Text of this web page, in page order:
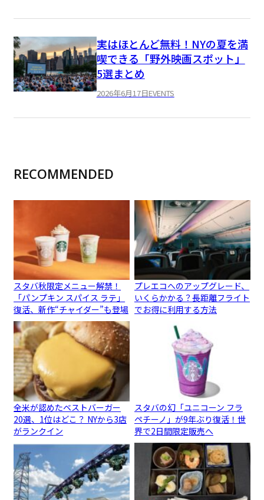
実はほとんど無料！NYの夏を満
喫できる「野外映画スポット」
5選まとめ
2026年6月17日EVENTS
RECOMMENDED
スタバ秋限定メニュー解禁！
「パンプキン スパイス ラテ」
復活、新作“チャイダー”も登場
プレエコへのアップグレード、
いくらかかる？長距離フライト
でお得に利用する方法
全米が認めたベストバーガー
20選、1位はどこ？ NYから3店
がランクイン
スタバの幻「ユニコーン フラ
ペチーノ」が9年ぶり復活！世
界で2日間限定販売へ